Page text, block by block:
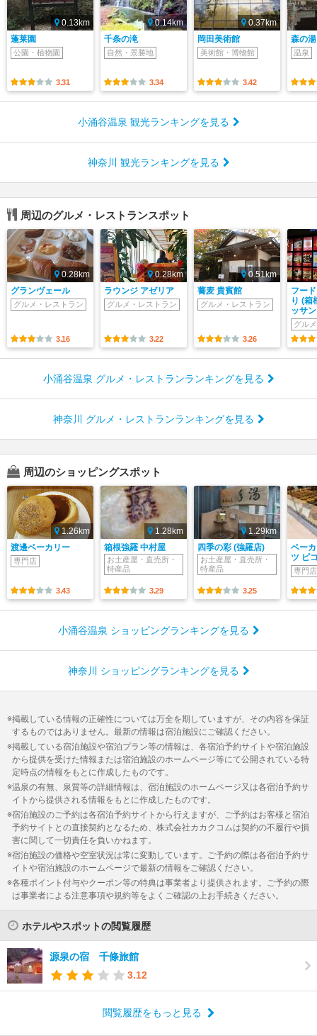
0.13km
蓬莱園
公園・植物園
3.31
0.14km
千条の滝
自然・景勝地
3.34
0.37km
岡田美術館
美術館・博物館
3.42
森の湯
温泉
小涌谷温泉 観光ランキングを見る
神奈川 観光ランキングを見る
周辺のグルメ・レストランスポット
0.28km
グランヴェール
グルメ・レストラン
3.16
0.28km
ラウンジ アゼリア
グルメ・レストラン
3.22
0.51km
蕎麦 貴賓館
グルメ・レストラン
3.26
フー
り (箱
ッサ
グル
小涌谷温泉 グルメ・レストランランキングを見る
神奈川 グルメ・レストランランキングを見る
周辺のショッピングスポット
1.26km
渡邊ベーカリー
専門店
3.43
1.28km
箱根強羅 中村屋
お土産屋・直売所・
特産品
3.29
1.29km
四季の彩 (強羅店)
お土産屋・直売所・
特産品
3.25
ベー
ツ ピ
専門店
小涌谷温泉 ショッピングランキングを見る
神奈川 ショッピングランキングを見る
掲載している情報の正確性については万全を期していますが、その内容を保証
するものではありません。最新の情報は宿泊施設にご確認ください。
掲載している宿泊施設や宿泊プラン等の情報は、各宿泊予約サイトや宿泊施設
から提供を受けた情報または宿泊施設のホームページ等にて公開されている特
定時点の情報をもとに作成したものです。
温泉の有無、泉質等の詳細情報は、宿泊施設のホームページ又は各宿泊予約サ
イトから提供される情報をもとに作成したものです。
宿泊施設のご予約は各宿泊予約サイトから行えますが、ご予約はお客様と宿泊
予約サイトとの直接契約となるため、株式会社カカクコムは契約の不履行や損
害に関して一切責任を負いかねます。
宿泊施設の価格や空室状況は常に変動しています。ご予約の際は各宿泊予約サ
イトや宿泊施設のホームページで最新の情報をご確認ください。
各種ポイント付与やクーポン等の特典は事業者より提供されます。ご予約の際
は事業者による注意事項や規約等をよくご確認の上お手続きください。
ホテルやスポットの閲覧履歴
源泉の宿 千條旅館
3.12
閲覧履歴をもっと見る